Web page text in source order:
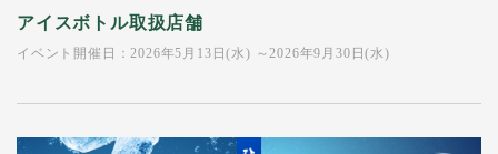
アイスボトル取扱店舗
イベント開催日：2026年5月13日(水) ～2026年9月30日(水)